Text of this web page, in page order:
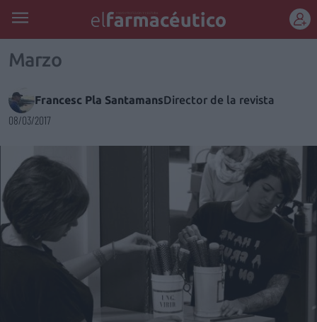
Marzo
Francesc Pla SantamansDirector de la revista
08/03/2017